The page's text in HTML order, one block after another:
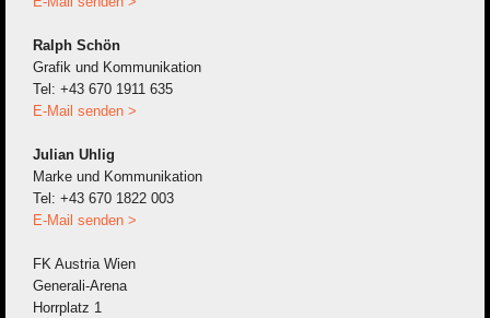
Ralph Schön
Grafik und Kommunikation
Tel: +43 670 1911 635
E-Mail senden >
Julian Uhlig
Marke und Kommunikation
Tel: +43 670 1822 003
E-Mail senden >
FK Austria Wien
Generali-Arena
Horrplatz 1